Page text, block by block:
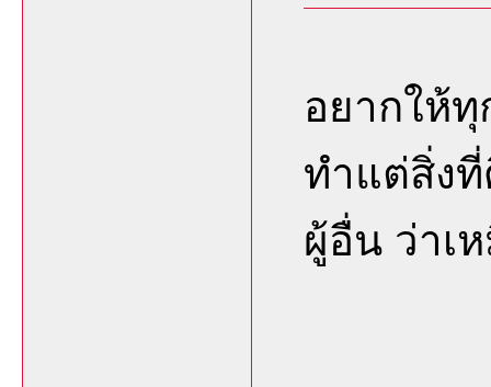
อยากให้
ทำแต่สิ่งที่
ผู้อื่น ว่าเ